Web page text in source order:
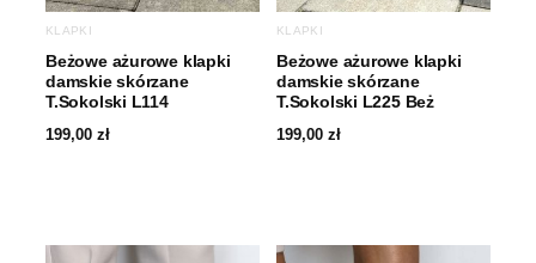
KLAPKI
Beżowe ażurowe klapki
damskie skórzane
T.Sokolski L114
199,00 zł
KLAPKI
Beżowe ażurowe klapki
damskie skórzane
T.Sokolski L225 Beż
199,00 zł